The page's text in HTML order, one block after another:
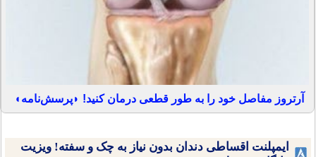
آرتروز مفاصل خود را به طور قطعی درمان کنید! ◗پرسش‌نامه◖
ایمپلنت اقساطی دندان بدون نیاز به چک و سفته! ویزیت